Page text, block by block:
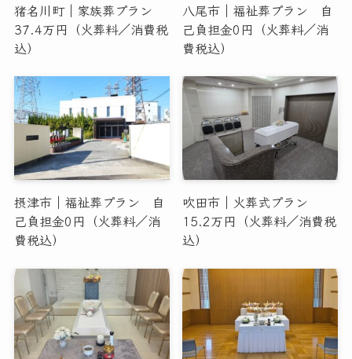
猪名川町｜家族葬プラン
37.4万円（火葬料／消費税
込）
八尾市｜福祉葬プラン 自
己負担金0円（火葬料／消
費税込）
摂津市｜福祉葬プラン 自
己負担金0円（火葬料／消
費税込）
吹田市｜火葬式プラン
15.2万円（火葬料／消費税
込）